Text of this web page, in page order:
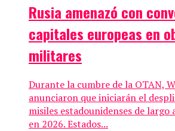
Rusia amenazó con
capitales europeas en
militares
Durante la cumbre de la OTAN,
anunciaron que iniciarán el
misiles estadounidenses de largo
en 2026. Estados...